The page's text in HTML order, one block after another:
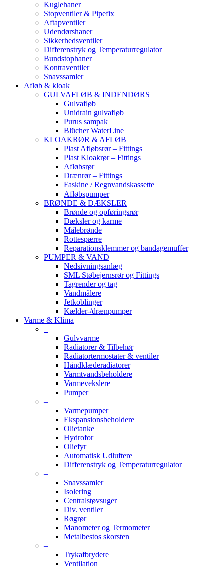
Kuglehaner
Stopventiler & Pipefix
Aftapventiler
Udendørshaner
Sikkerhedsventiler
Differenstryk og Temperaturregulator
Bundstophaner
Kontraventiler
Snavssamler
Afløb & kloak
GULVAFLØB & INDENDØRS
Gulvafløb
Unidrain gulvafløb
Purus sampak
Blücher WaterLine
KLOAKRØR & AFLØB
Plast Afløbsrør – Fittings
Plast Kloakrør – Fittings
Afløbsrør
Drænrør – Fittings
Faskine / Regnvandskassette
Afløbspumper
BRØNDE & DÆKSLER
Brønde og opføringsrør
Dæksler og karme
Målebrønde
Rottespærre
Reparationsklemmer og bandagemuffer
PUMPER & VAND
Nedsivningsanlæg
SML Støbejernsrør og Fittings
Tagrender og tag
Vandmålere
Jetkoblinger
Kælder-/drænpumper
Varme & Klima
–
Gulvvarme
Radiatorer & Tilbehør
Radiatortermostater & ventiler
Håndklæderadiatorer
Varmtvandsbeholdere
Varmevekslere
Pumper
–
Varmepumper
Ekspansionsbeholdere
Olietanke
Hydrofor
Oliefyr
Automatisk Udluftere
Differenstryk og Temperaturregulator
–
Snavssamler
Isolering
Centralstøvsuger
Div. ventiler
Røgrør
Manometer og Termometer
Metalbestos skorsten
–
Trykafbrydere
Ventilation